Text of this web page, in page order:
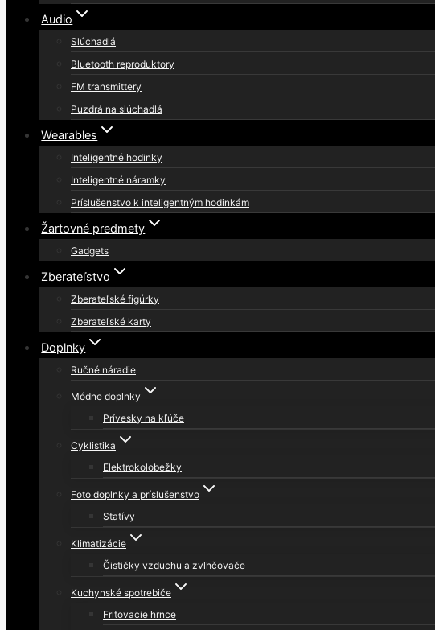
Audio
Slúchadlá
Bluetooth reproduktory
FM transmittery
Puzdrá na slúchadlá
Wearables
Inteligentné hodinky
Inteligentné náramky
Príslušenstvo k inteligentným hodinkám
Žartovné predmety
Gadgets
Zberateľstvo
Zberateľské figúrky
Zberateľské karty
Doplnky
Ručné náradie
Módne doplnky
Prívesky na kľúče
Cyklistika
Elektrokolobežky
Foto doplnky a príslušenstvo
Statívy
Klimatizácie
Čističky vzduchu a zvlhčovače
Kuchynské spotrebiče
Fritovacie hrnce